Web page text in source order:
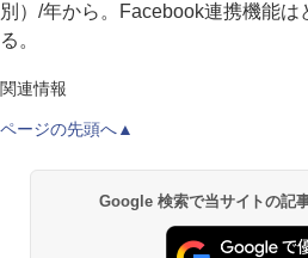
別）/年から。Facebook連携機能は
る。
関連情報
ページの先頭へ▲
Google 検索で当サイトの記